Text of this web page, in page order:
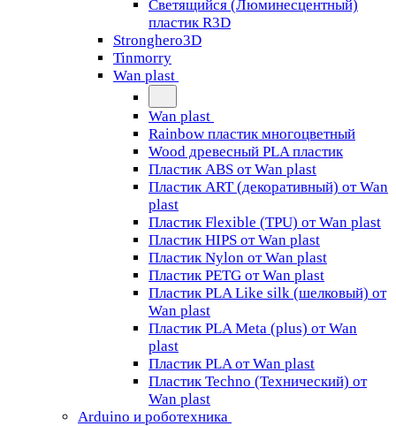
Светящийся (Люминесцентный)
пластик R3D
Stronghero3D
Tinmorry
Wan plast
Wan plast
Rainbow пластик многоцветный
Wood древесный PLA пластик
Пластик ABS от Wan plast
Пластик ART (декоративный) от Wan
plast
Пластик Flexible (TPU) от Wan plast
Пластик HIPS от Wan plast
Пластик Nylon от Wan plast
Пластик PETG от Wan plast
Пластик PLA Like silk (шелковый) от
Wan plast
Пластик PLA Meta (plus) от Wan
plast
Пластик PLA от Wan plast
Пластик Techno (Технический) от
Wan plast
Arduino и роботехника